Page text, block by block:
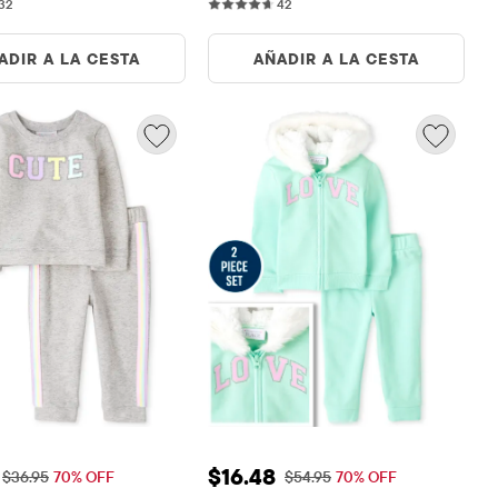
A LA CESTA
y niñas pequeñas
42
AÑADIR A LA CESTA
venta: $11.08
Precio original: $36.95
$36.95 70% OFF Precio de venta: $16.48
$16.48 Precio original: $54.95
$54.95 70% OFF